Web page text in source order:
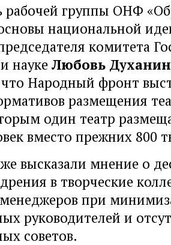
рабочей группы ОНФ
национальной
комитета
науке Любовь
что Народный фронт
размещения
один театр
вместо прежних 800
высказали мнение о
в творческие
при
руководителей и
советов.